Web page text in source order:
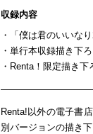
収録内容
・「僕は君のいいな
・単行本収録描き下ろ
・Renta！限定描き下
Renta!以外の電子書
別バージョンの描き